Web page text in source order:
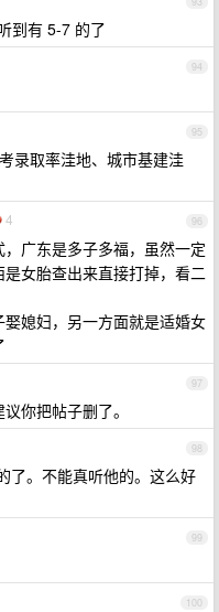
到有 5-7 的了
94
95
录取率洼地、城市基建洼
96
4
广东是多子多福，虽然一定
女胎查出来直接打掉，看二
媳妇，另一方面就是适婚女
97
你把帖子删了。
98
了。不能真听他的。这么好
99
100